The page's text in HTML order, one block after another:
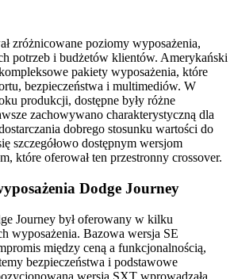
zróżnicowane poziomy wyposażenia,
potrzeb i budżetów klientów. Amerykański
pakiety wyposażenia, które
bezpieczeństwa i multimediów. W
produkcji, dostępne były różne
zachowywano charakterystyczną dla
dobrego stosunku wartości do
szczegółowo dostępnym wersjom
które oferował ten przestronny crossover.
Dodge Journey
Journey był oferowany w kilku
wyposażenia. Bazowa wersja SE
między ceną a funkcjonalnością,
bezpieczeństwa i podstawowe
wersja SXT wprowadzała